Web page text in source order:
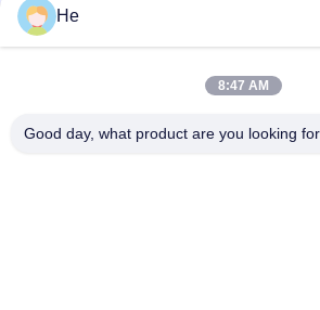
Hochgeschwindigkeits-CER 18000Pcs
Verkapselungs-Fertigungsstraße
Weiche Zoll 30000/H der Gelatine-10
He
8:47 AM
Good day, what product are you looking